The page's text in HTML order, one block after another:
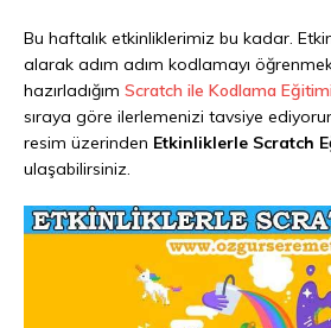
Bu haftalık etkinliklerimiz bu kadar.
alarak adım adım kodlamayı
hazırladığım Scratch ile Kodlama Eğitimi
sıraya göre ilerlemenizi tavsiye
resim üzerinden Etkinliklerle Scratch
ulaşabilirsiniz.